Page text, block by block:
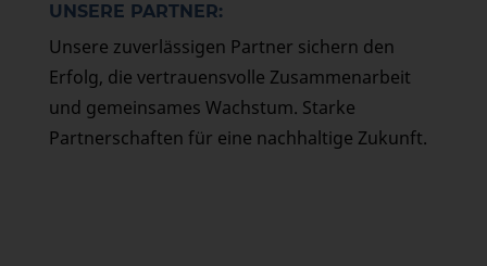
UNSERE PARTNER:
Unsere zuverlässigen Partner sichern den
Erfolg, die vertrauensvolle Zusammenarbeit
und gemeinsames Wachstum. Starke
Partnerschaften für eine nachhaltige Zukunft.